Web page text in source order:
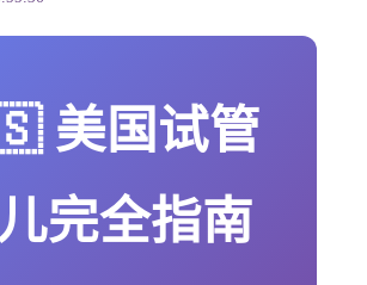
美国试管
完全指南